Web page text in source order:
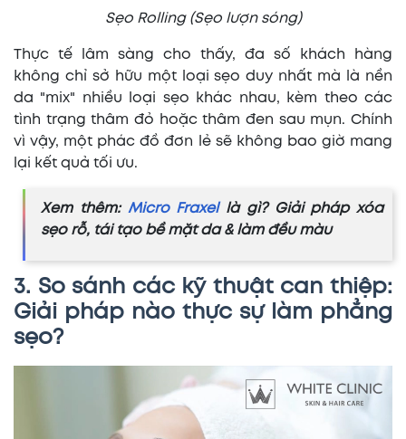
Sẹo Rolling (Sẹo lượn sóng)
Thực tế lâm sàng cho thấy, đa số khách hàng
không chỉ sở hữu một loại sẹo duy nhất mà là nền
da "mix" nhiều loại sẹo khác nhau, kèm theo các
tình trạng thâm đỏ hoặc thâm đen sau mụn. Chính
vì vậy, một phác đồ đơn lẻ sẽ không bao giờ mang
lại kết quả tối ưu.
Xem thêm: Micro Fraxellà gì? Giải pháp xóa
sẹo rỗ, tái tạo bề mặt da & làm đều màu
3. So sánh các kỹ thuật can thiệp:
Giải pháp nào thực sự làm phẳng
sẹo?